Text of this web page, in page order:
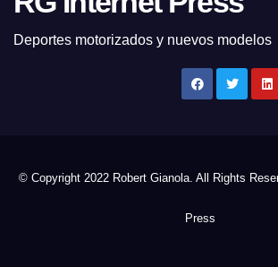
Deportes motorizados y nuevos modelos
© Copyright 2022 Robert Gianola. All Rights
Press